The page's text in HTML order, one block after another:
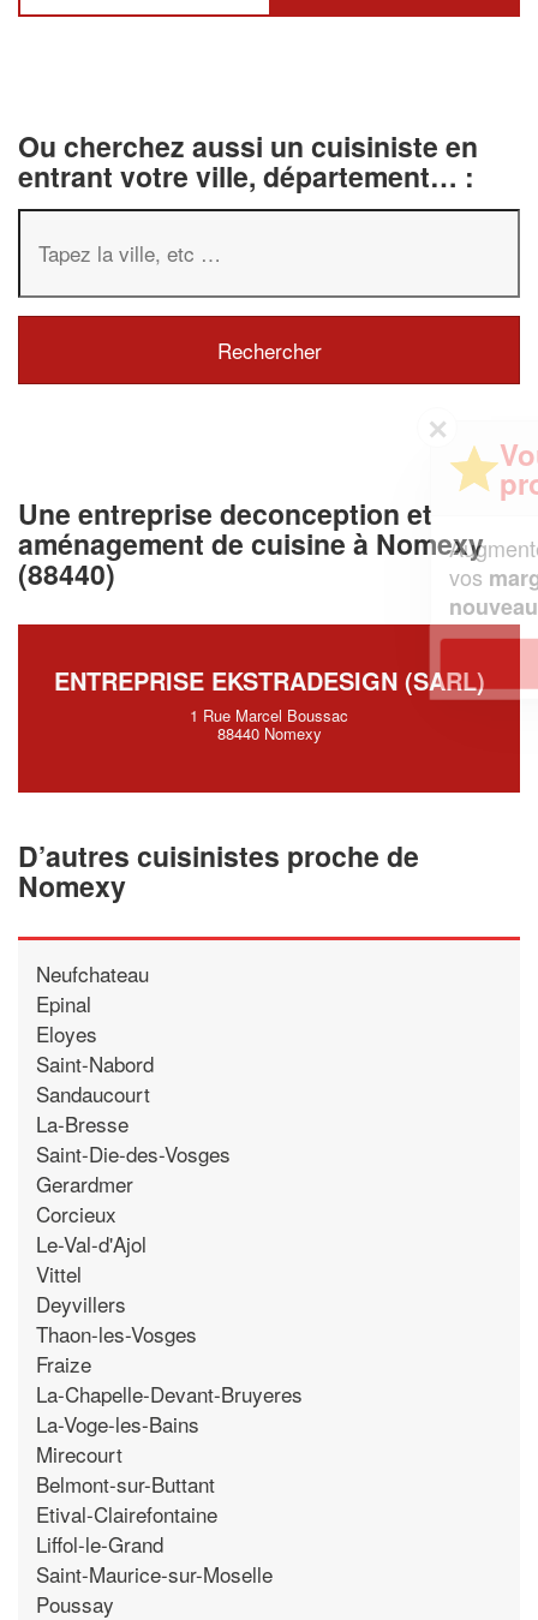
Ou cherchez aussi un cuisiniste en
entrant votre ville, département… :
Une entreprise deconception et
aménagement de cuisine à Nomexy
(88440)
ENTREPRISE EKSTRADESIGN (SARL)
1 Rue Marcel Boussac
88440 Nomexy
D’autres cuisinistes proche de
Nomexy
Neufchateau
Epinal
Eloyes
Saint-Nabord
Sandaucourt
La-Bresse
Saint-Die-des-Vosges
Gerardmer
Corcieux
Le-Val-d'Ajol
Vittel
Deyvillers
Thaon-les-Vosges
Fraize
La-Chapelle-Devant-Bruyeres
La-Voge-les-Bains
Mirecourt
Belmont-sur-Buttant
Etival-Clairefontaine
Liffol-le-Grand
Saint-Maurice-sur-Moselle
Poussay
Augmentez votrechiffre d'affaireset
tout en gagnant de